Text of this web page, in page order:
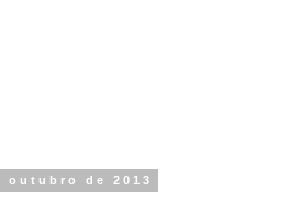
outubro de 2013